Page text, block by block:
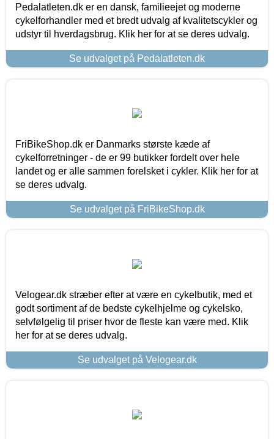
Pedalatleten.dk er en dansk, familieejet og moderne
cykelforhandler med et bredt udvalg af kvalitetscykler og
udstyr til hverdagsbrug. Klik her for at se deres udvalg.
Se udvalget på Pedalatleten.dk
FriBikeShop.dk er Danmarks største kæde af
cykelforretninger - de er 99 butikker fordelt over hele
landet og er alle sammen forelsket i cykler. Klik her for at
se deres udvalg.
Se udvalget på FriBikeShop.dk
Velogear.dk stræber efter at være en cykelbutik, med et
godt sortiment af de bedste cykelhjelme og cykelsko,
selvfølgelig til priser hvor de fleste kan være med. Klik
her for at se deres udvalg.
Se udvalget på Velogear.dk